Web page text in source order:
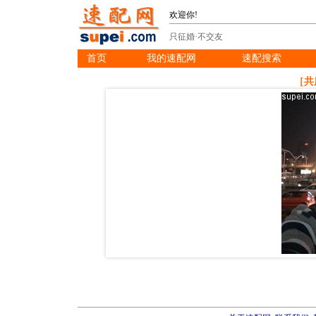
欢迎你!
只征婚·不交友
首页 我的速配网 速配搜索
［